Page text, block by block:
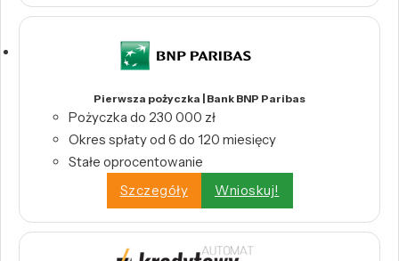
Pierwsza pożyczka | Bank BNP Paribas
Pożyczka do 230 000 zł
Okres spłaty od 6 do 120 miesięcy
Stałe oprocentowanie
Szczegóły
Wnioskuj!